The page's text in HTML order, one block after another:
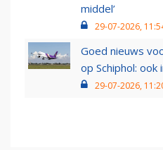
middel’
29-07-2026,
Goed nieuws
op Schiphol:
29-07-2026,